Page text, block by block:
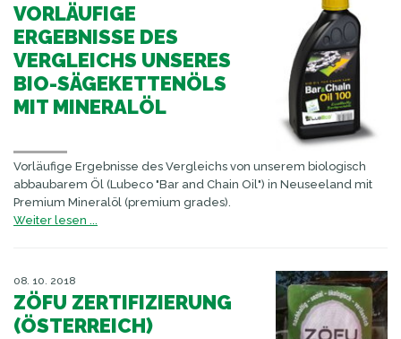
VORLÄUFIGE
ERGEBNISSE DES
VERGLEICHS UNSERES
BIO-SÄGEKETTENÖLS
MIT MINERALÖL
Vorläufige Ergebnisse des Vergleichs von unserem biologisch
abbaubarem Öl (Lubeco "Bar and Chain Oil") in Neuseeland mit
Premium Mineralöl (premium grades).
Weiter lesen ...
08. 10. 2018
ZÖFU ZERTIFIZIERUNG
(ÖSTERREICH)